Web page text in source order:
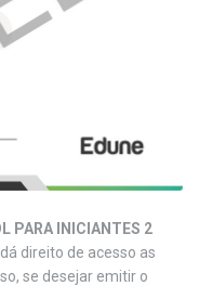
PARA INICIANTES 2
direito de acesso as
se desejar emitir o